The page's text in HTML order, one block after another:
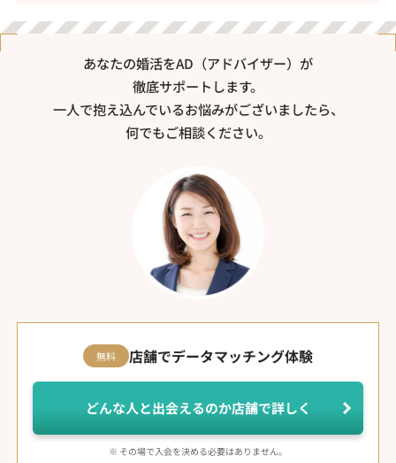
あなたの婚活をAD（アドバイザー）が
徹底サポートします。
一人で抱え込んでいるお悩みがございましたら、
何でもご相談ください。
無料 店舗でデータマッチング体験
どんな人と出会えるのか店舗で詳しく
※ その場で入会を決める必要はありません。